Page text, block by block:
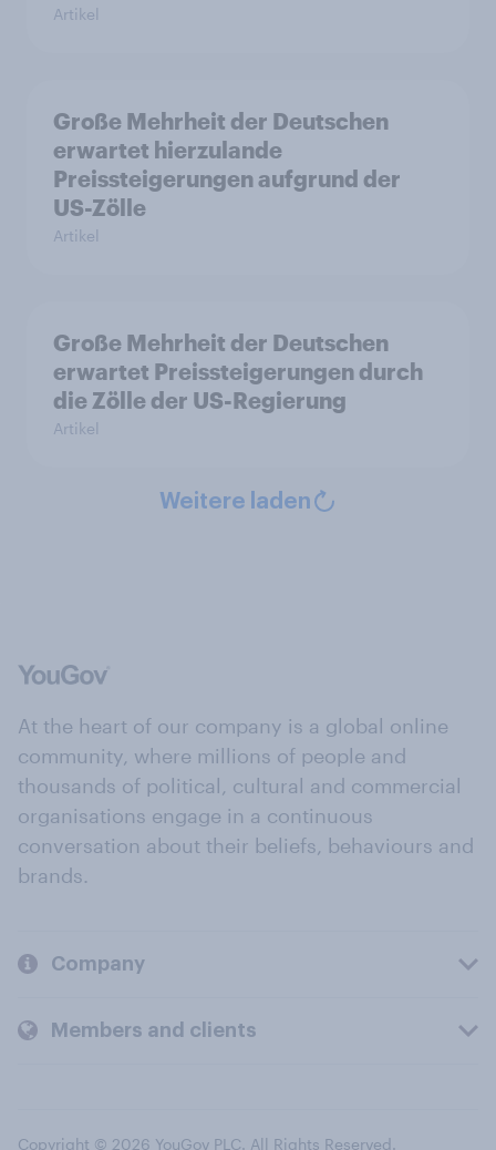
Artikel
Große Mehrheit der Deutschen
erwartet hierzulande
Preissteigerungen aufgrund der
US-Zölle
Artikel
Große Mehrheit der Deutschen
erwartet Preissteigerungen durch
die Zölle der US-Regierung
Artikel
Weitere laden
At the heart of our company is a global online
community, where millions of people and
thousands of political, cultural and commercial
organisations engage in a continuous
conversation about their beliefs, behaviours and
brands.
Company
Members and clients
Copyright © 2026 YouGov PLC. All Rights Reserved.